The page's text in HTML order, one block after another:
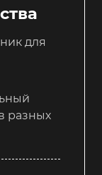
для
разных